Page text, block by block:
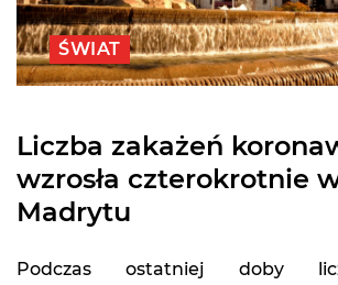
ŚWIAT
Liczba zakażeń
wzrosła czterokrotnie
Madrytu
Podczas ostatniej doby